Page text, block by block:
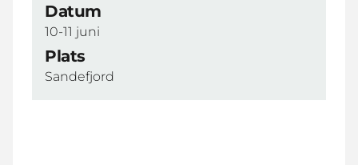
Datum
10-11 juni
Plats
Sandefjord